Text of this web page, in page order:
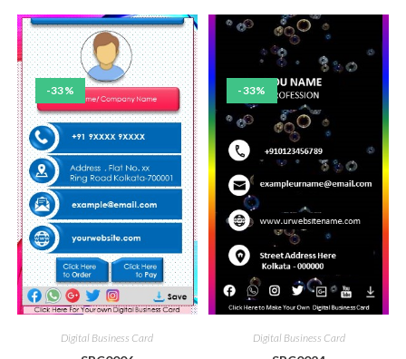
-33%
Digital Business Card
-33%
Digital Business Card